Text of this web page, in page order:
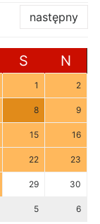
następny
S N
1 2
8 9
15 16
22 23
29 30
5 6